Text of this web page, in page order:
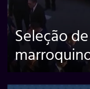
Seleção